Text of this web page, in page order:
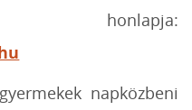
honlapja:
napközbeni